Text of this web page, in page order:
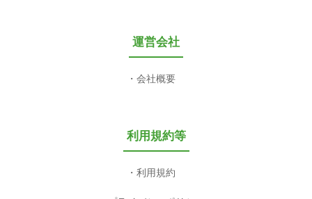
運営会社
会社概要
利用規約等
利用規約